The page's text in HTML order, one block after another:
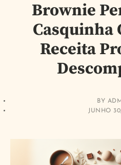
Brownie
Casquinha
Receita
BY
JUNHO